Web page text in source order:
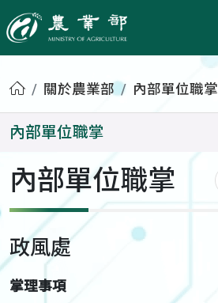
農業部
首頁關於農業部 內部單位職掌
內部單位職掌
內部單位職掌
政風處
掌理事項